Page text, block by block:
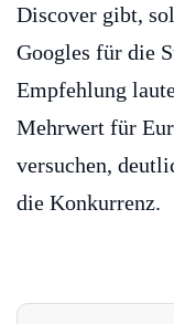
Discover gibt,
Googles für die
Empfehlung
Mehrwert für
versuchen,
die Konkurrenz.